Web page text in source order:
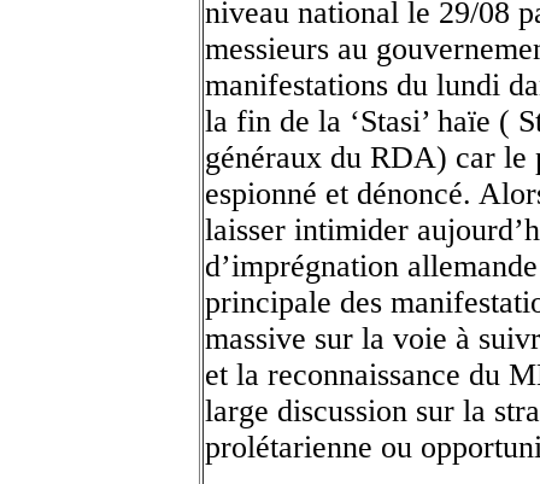
niveau national le 29/08
messieurs au
manifestations du lundi
la fin de la ‘Stasi’ haïe (
généraux du RDA) car le
espionné et dénoncé.
laisser intimider
d’imprégnation
principale des
massive sur la voie à
et la reconnaissance du
large discussion sur la
prolétarienne ou